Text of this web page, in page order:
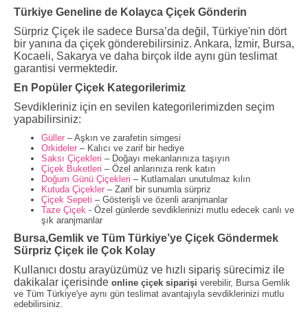
Türkiye Geneline de Kolayca Çiçek Gönderin
Sürpriz Çiçek ile sadece Bursa’da değil, Türkiye'nin dört
bir yanına da çiçek gönderebilirsiniz. Ankara, İzmir, Bursa,
Kocaeli, Sakarya ve daha birçok ilde aynı gün teslimat
garantisi vermektedir.
En Popüler Çiçek Kategorilerimiz
Sevdikleriniz için en sevilen kategorilerimizden seçim
yapabilirsiniz:
Güller – Aşkın ve zarafetin simgesi
Orkideler – Kalıcı ve zarif bir hediye
Saksı Çiçekleri – Doğayı mekanlarınıza taşıyın
Çiçek Buketleri – Özel anlarınıza renk katın
Doğum Günü Çiçekleri – Kutlamaları unutulmaz kılın
Kutuda Çiçekler – Zarif bir sunumla sürpriz
Çiçek Sepeti – Gösterişli ve özenli aranjmanlar
Taze Çiçek - Özel günlerde sevdiklerinizi mutlu edecek canlı ve
şık aranjmanlar
Bursa,Gemlik ve Tüm Türkiye’ye Çiçek Göndermek
Sürpriz Çiçek ile Çok Kolay
Kullanıcı dostu arayüzümüz ve hızlı sipariş sürecimiz ile
dakikalar içerisinde online çiçek siparişi verebilir, Bursa Gemlik
ve Tüm Türkiye'ye aynı gün teslimat avantajıyla sevdiklerinizi mutlu
edebilirsiniz.